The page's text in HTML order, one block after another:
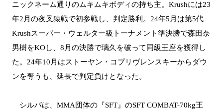
ニックネーム通りのムキムキボディの持ち主。Krushには23
年2月の夜叉猿戦で初参戦し、判定勝利。24年5月は第5代
Krushスーパー・ウェルター級トーナメント準決勝で森田奈
男樹をKOし、8月の決勝で璃久を破って同級王座を獲得し
た。24年10月はストーヤン・コプリヴレンスキーからダウ
ンを奪うも、延長で判定負けとなった。
シルバは、MMA団体の『SFT』のSFT COMBAT-70kg王